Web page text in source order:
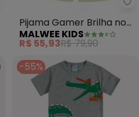
- Pijama Infantil com
Pijama Gamer Brilha no
Escuro (Cinza Claro)
MALWEE KIDS
R$ 55,93R$ 79,90
-55%